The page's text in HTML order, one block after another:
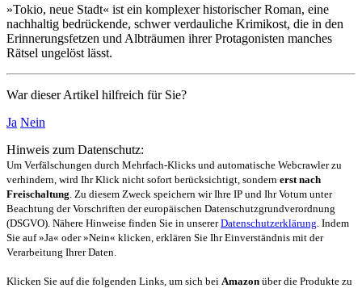
»Tokio, neue Stadt« ist ein komplexer historischer Roman, eine
nach­haltig bedrü­ckende, schwer verdau­liche Krimikost, die in den
Erinnerungs­fetzen und Alb­träumen ihrer Protago­nisten manches
Rätsel ungelöst lässt.
War dieser Artikel hilfreich für Sie?
Ja Nein
Hinweis zum Datenschutz:
Um Verfälschungen durch Mehrfach-Klicks und automatische Webcrawler zu
verhindern, wird Ihr Klick nicht sofort berücksichtigt, sondern erst nach
Freischaltung . Zu diesem Zweck speichern wir Ihre IP und Ihr Votum unter
Beachtung der Vorschriften der europäischen Datenschutzgrundverordnung
(DSGVO). Nähere Hinweise finden Sie in unsererDatenschutzerklärung . Indem
Sie auf »Ja« oder »Nein« klicken, erklären Sie Ihr Einverständnis mit der
Verarbeitung Ihrer Daten.
Klicken Sie auf die folgenden Links, um sich bei Amazon über die Produkte zu